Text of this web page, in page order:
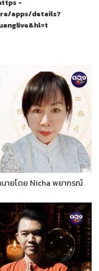
-
apps/details?
นายโดย Nicha พยากรณ์